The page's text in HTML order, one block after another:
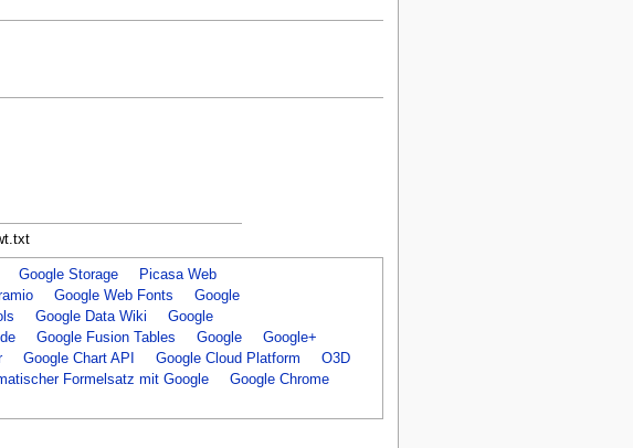
Google Storage
Picasa Web
Google Web Fonts
Google
Google Data Wiki
Google
Google Fusion Tables Google
Google+
Google Chart API Google Cloud Platform
O3D
Formelsatz mit Google
Google Chrome